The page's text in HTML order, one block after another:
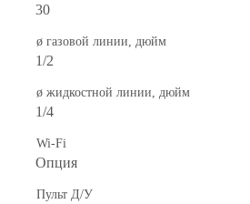
30
ø газовой линии, дюйм
1/2
ø жидкостной линии, дюйм
1/4
Wi-Fi
Опция
Пульт Д/У